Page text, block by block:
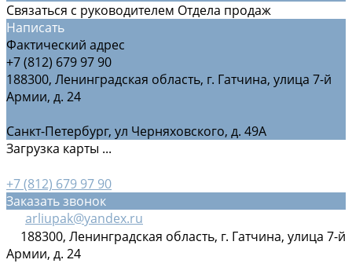
Связаться с руководителем Отдела продаж
Написать
Фактический адрес
+7 (812) 679 97 90
188300, Ленинградская область, г. Гатчина, улица 7-й
Армии, д. 24
Санкт-Петербург, ул Черняховского, д. 49А
Загрузка карты ...
+7 (812) 679 97 90
Заказать звонок
arliupak@yandex.ru
188300, Ленинградская область, г. Гатчина, улица 7-й
Армии, д. 24